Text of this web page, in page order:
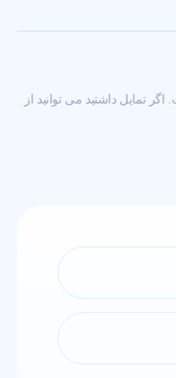
تمایل داشتید می توانید از